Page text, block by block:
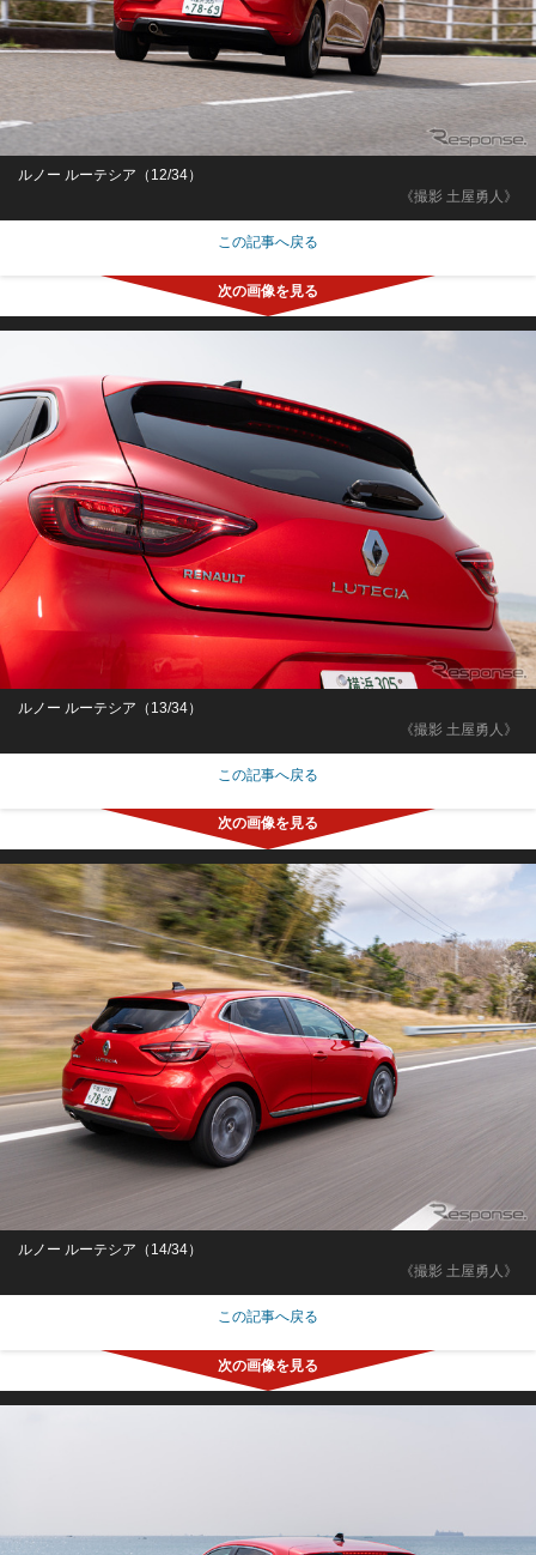
《撮影 土屋勇人》
ルノー ルーテシア（12/34）
この記事へ戻る
《撮影 土屋勇人》
ルノー ルーテシア（13/34）
この記事へ戻る
《撮影 土屋勇人》
ルノー ルーテシア（14/34）
この記事へ戻る